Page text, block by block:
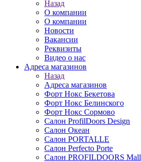
Назад
О компании
О компании
Новости
Вакансии
Реквизиты
Видео о нас
Адреса магазинов
Назад
Адреса магазинов
Форт Нокс Бекетова
Форт Нокс Белинского
Форт Нокс Сормово
Салон ProfilDoors Design
Салон Океан
Салон PORTALLE
Салон Perfecto Portе
Салон PROFILDOORS Mall